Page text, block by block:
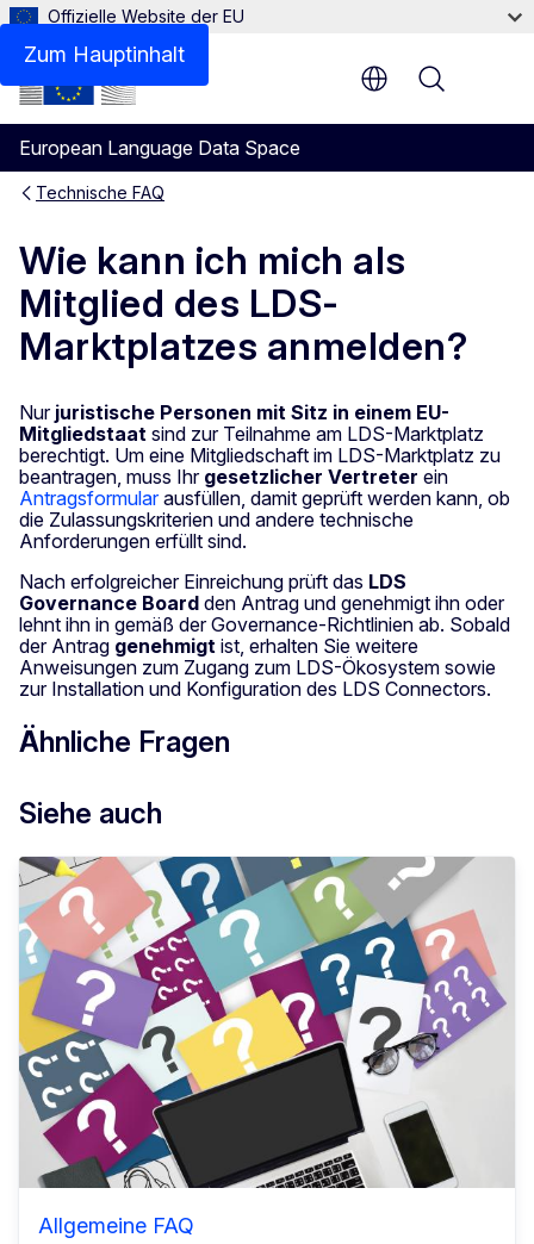
Zum Hauptinhalt
Offizielle Website der EU
European Language Data Space
Menu
Technische FAQ
Wie kann ich mich als
Mitglied des LDS-
Marktplatzes anmelden?
Nur juristische Personen mit Sitz in einem EU-
Mitgliedstaat sind zur Teilnahme am LDS-Marktplatz
berechtigt. Um eine Mitgliedschaft im LDS-Marktplatz zu
beantragen, muss Ihr gesetzlicher Vertreter ein
Antragsformularausfüllen, damit geprüft werden kann, ob
die Zulassungskriterien und andere technische
Anforderungen erfüllt sind.
Nach erfolgreicher Einreichung prüft das LDS
Governance Board den Antrag und genehmigt ihn oder
lehnt ihn in gemäß der Governance-Richtlinien ab. Sobald
der Antrag genehmigt ist, erhalten Sie weitere
Anweisungen zum Zugang zum LDS-Ökosystem sowie
zur Installation und Konfiguration des LDS Connectors.
Ähnliche Fragen
Siehe auch
Allgemeine FAQ